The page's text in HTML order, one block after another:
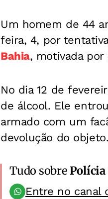
Um homem de 44
feira, 4, por
Bahia, motivada por
No dia 12 de
de álcool. Ele
armado com um
devolução do objeto.
Tudo sobre Polícia
Entre no canal